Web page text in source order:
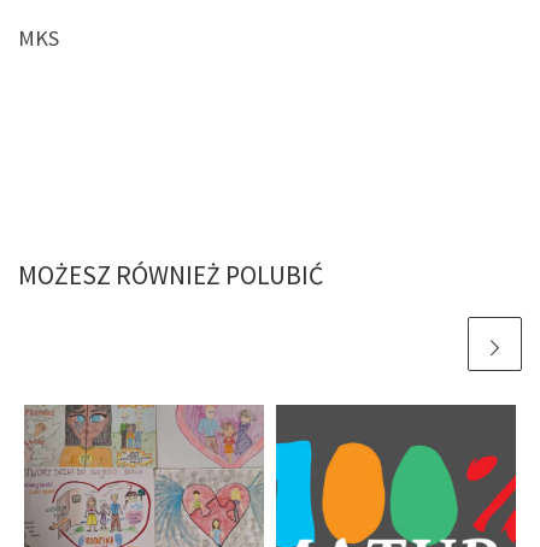
MKS
MOŻESZ RÓWNIEŻ POLUBIĆ